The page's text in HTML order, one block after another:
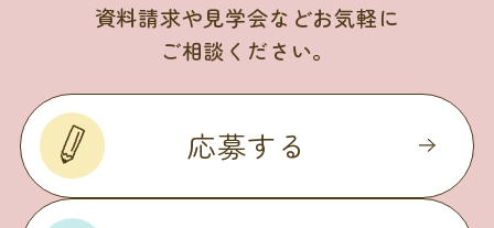
資料請求や見学会などお気軽に
ご相談ください。
応募する